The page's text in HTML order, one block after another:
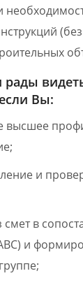
Вы:
высшее
и
смет в
и